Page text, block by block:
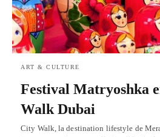
ART & CULTURE
Festival Matryoshka
Walk Dubai
City Walk, la destination lifestyle de